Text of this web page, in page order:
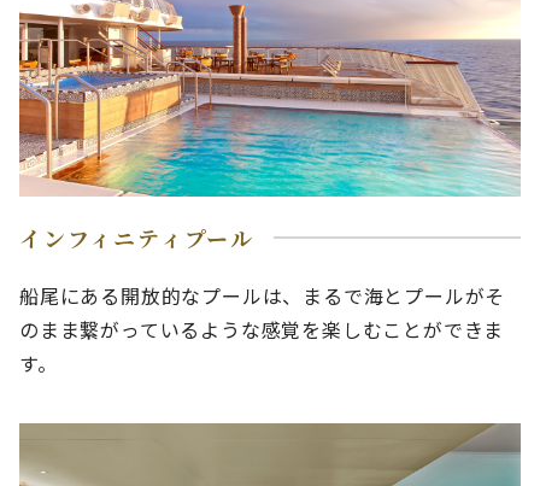
インフィニティプール
船尾にある開放的なプールは、まるで海とプールがそ
のまま繋がっているような感覚を楽しむことができま
す。